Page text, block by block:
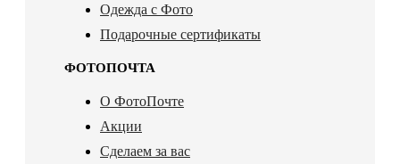
Одежда с Фото
Подарочные сертификаты
ФОТОПОЧТА
О ФотоПочте
Акции
Сделаем за вас